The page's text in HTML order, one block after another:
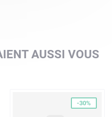
AUSSI VOUS
-30%